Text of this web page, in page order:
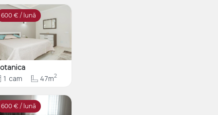
600 € / lună
1 cam 47m2
600 € / lună